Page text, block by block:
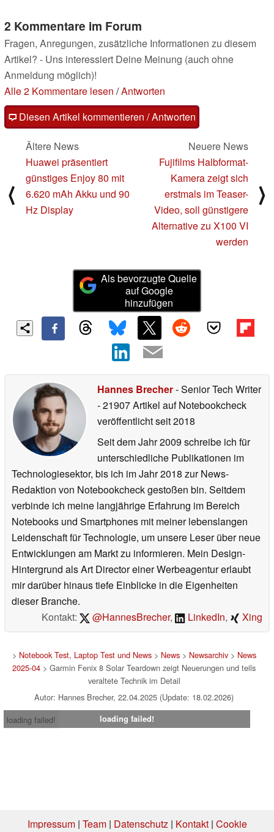
2 Kommentare im Forum
Fragen, Anregungen, zusätzliche Informationen zu diesem
Artikel? - Uns interessiert Deine Meinung (auch ohne
Anmeldung möglich)!
Alle 2 Kommentare lesen /Antworten
Diesen Artikel kommentieren / Antworten
⟨
Ältere News
Huawei präsentiert
günstiges Enjoy 80 mit
6.620 mAh Akku und 90
Hz Display
Neuere News
Fujifilms Halbformat-
Kamera zeigt sich
erstmals im Teaser-
Video, soll günstigere
Alternative zu X100 VI
werden
⟩
Als bevorzugte Quelle
auf Google
hinzufügen
Hannes Brecher- Senior Tech Writer
- 21907 Artikel auf Notebookcheck
veröffentlichtseit 2018
Seit dem Jahr 2009 schreibe ich für
unterschiedliche Publikationen im
Technologiesektor, bis ich im Jahr 2018 zur News-
Redaktion von Notebookcheck gestoßen bin. Seitdem
verbinde ich meine langjährige Erfahrung im Bereich
Notebooks und Smartphones mit meiner lebenslangen
Leidenschaft für Technologie, um unsere Leser über neue
Entwicklungen am Markt zu informieren. Mein Design-
Hintergrund als Art Director einer Werbeagentur erlaubt
mir darüber hinaus tiefe Einblicke in die Eigenheiten
dieser Branche.
Kontakt:
@HannesBrecher, LinkedIn, Xing
> Notebook Test, Laptop Test und News> News> Newsarchiv> News
2025-04 > Garmin Fenix 8 Solar Teardown zeigt Neuerungen und teils
veraltete Technik im Detail
Autor: Hannes Brecher, 22.04.2025 (Update: 18.02.2026)
loading failed!
loading failed!
Impressum| Team| Datenschutz| Kontakt| Cookie